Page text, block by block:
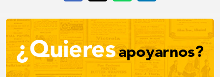
¿Quieresapoyarnos?